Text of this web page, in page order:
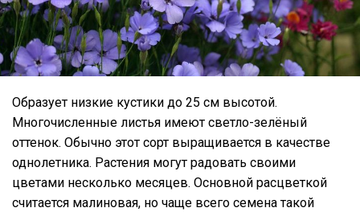
Образует низкие кустики до 25 см высотой.
Многочисленные листья имеют светло-зелёный
оттенок. Обычно этот сорт выращивается в качестве
однолетника. Растения могут радовать своими
цветами несколько месяцев. Основной расцветкой
считается малиновая, но чаще всего семена такой